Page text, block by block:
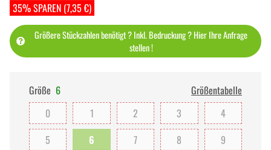
35% SPAREN (7,35 €)
Größere Stückzahlen benötigt ? Inkl. Bedruckung ? Hier Ihre Anfrage
stellen !
Größe 6
Größentabelle
0
1 2 3
4
5
6 7 8
9